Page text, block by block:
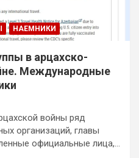
НАЕМНИКИ
в арцахско-
Международные
войны ряд
организаций, главы
официальные лица,…